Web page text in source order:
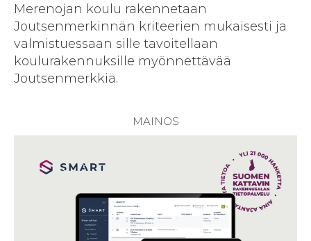
Merenojan koulu rakennetaan
Joutsenmerkinnän kriteerien mukaisesti ja
valmistuessaan sille tavoitellaan
koulurakennuksille myönnettävää
Joutsenmerkkiä.